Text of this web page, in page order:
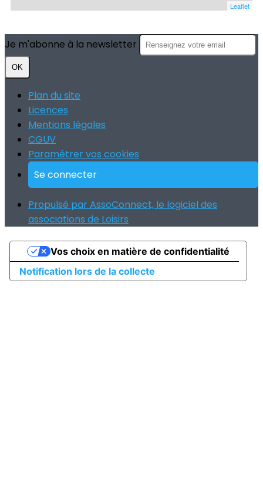
Leaflet
Je m'abonne à la newsletter
OK
Plan du site
Licences
Mentions légales
CGUV
Paramétrer vos cookies
Se connecter
Propulsé par AssoConnect, le logiciel des
associations de Loisirs
Notification lors de la collecte
Vos choix en matière de confidentialité